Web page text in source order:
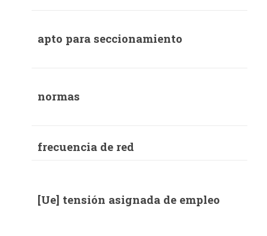
apto para seccionamiento
normas
frecuencia de red
[Ue] tensión asignada de empleo